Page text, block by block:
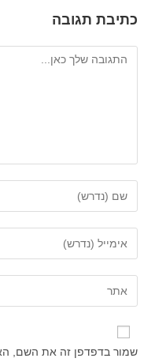
כתיבת תגובה
להגיב
את
השם
שלך
שם
משתמש
כדי
להגיב
את
כתובת
דואר
שלך
כדי
את
כתובת
שמור בדפדפן זה את השם,